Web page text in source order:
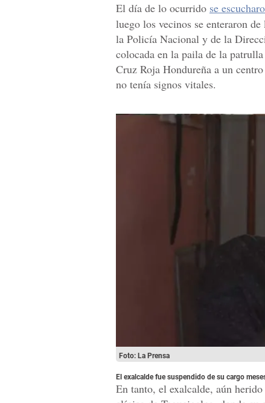
El día de lo ocurrido se
luego los vecinos se enteraron
la Policía Nacional y de la
colocada en la paila de la
Cruz Roja Hondureña a un
no tenía signos vitales.
Foto: La Prensa
El exalcalde fue suspendido de su cargo
En tanto, el exalcalde, aún